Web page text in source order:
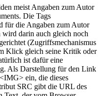
meist Angaben zum Autor
Die Tags
die Angaben zum Autor
wird darin auch gleich noch
(Zugriffsmechanismus
Klick gleich seine Kritik oder
ist dafür eine
Als Darstellung für den Link
ein, die dieses
SRC gibt die URL des